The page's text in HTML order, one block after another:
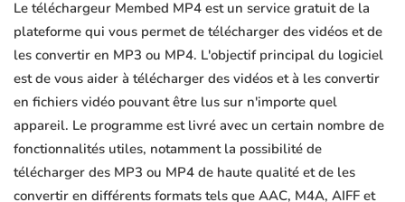
Le téléchargeur Membed MP4 est un service gratuit de la
plateforme qui vous permet de télécharger des vidéos et de
les convertir en MP3 ou MP4. L'objectif principal du logiciel
est de vous aider à télécharger des vidéos et à les convertir
en fichiers vidéo pouvant être lus sur n'importe quel
appareil. Le programme est livré avec un certain nombre de
fonctionnalités utiles, notamment la possibilité de
télécharger des MP3 ou MP4 de haute qualité et de les
convertir en différents formats tels que AAC, M4A, AIFF et